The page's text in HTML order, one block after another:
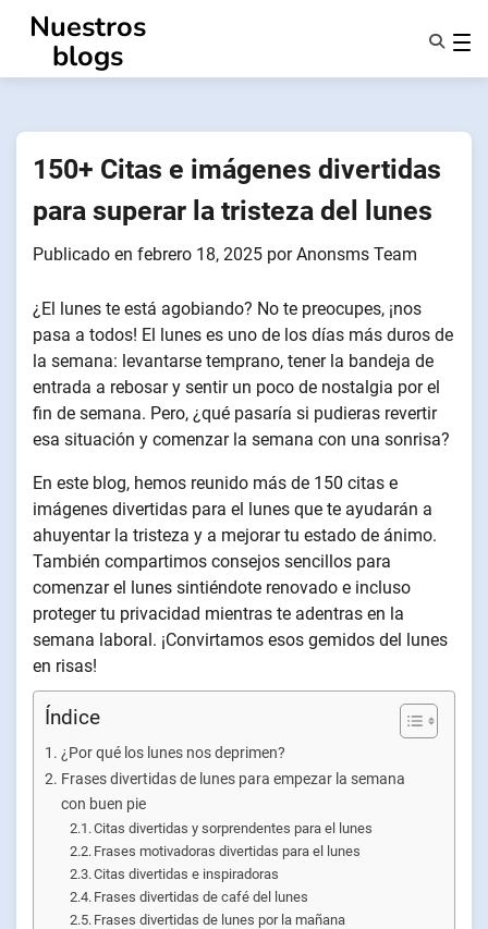
contenido
Nuestros
blogs
Quiénes Somos
150+ Citas e imágenes divertidas
para superar la tristeza del lunes
Publicado en febrero 18, 2025 porAnonsms Team
¿El lunes te está agobiando? No te preocupes, ¡nos
pasa a todos! El lunes es uno de los días más duros de
la semana: levantarse temprano, tener la bandeja de
entrada a rebosar y sentir un poco de nostalgia por el
fin de semana. Pero, ¿qué pasaría si pudieras revertir
esa situación y comenzar la semana con una sonrisa?
En este blog, hemos reunido más de 150 citas e
imágenes divertidas para el lunes que te ayudarán a
ahuyentar la tristeza y a mejorar tu estado de ánimo.
También compartimos consejos sencillos para
comenzar el lunes sintiéndote renovado e incluso
proteger tu privacidad mientras te adentras en la
semana laboral. ¡Convirtamos esos gemidos del lunes
en risas!
Índice
¿Por qué los lunes nos deprimen?
Frases divertidas de lunes para empezar la semana
con buen pie
Citas divertidas y sorprendentes para el lunes
Frases motivadoras divertidas para el lunes
Citas divertidas e inspiradoras
Frases divertidas de café del lunes
Frases divertidas de lunes por la mañana